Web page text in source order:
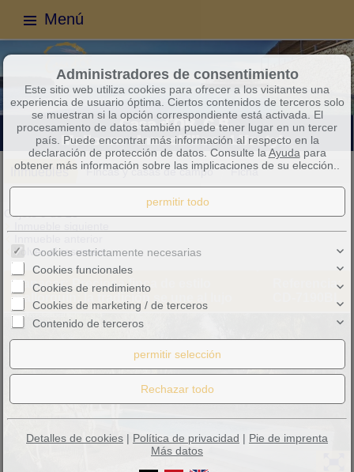
Menú
Inmuebles Fincas y casas de campo Ficha
Objeto 9 de 28
Volver al resumen
Manacor: Preciosa finca de estilo
mallorquín: la tradición se une al lujo
Referencia:
Administradores de consentimiento
Este sitio web utiliza cookies para ofrecer a los visitantes una
experiencia de usuario óptima. Ciertos contenidos de terceros solo
se muestran si la opción correspondiente está activada. El
procesamiento de datos también puede tener lugar en un tercer
país. Puede encontrar más información al respecto en la
declaración de protección de datos. Consulte la Ayuda para
obtener más información sobre las implicaciones de su elección..
Cookies estrictamente necesarias
Cookies funcionales
Cookies de rendimiento
Cookies de marketing / de terceros
Contenido de terceros
Detalles de cookies | Política de privacidad | Pie de imprenta
Más datos